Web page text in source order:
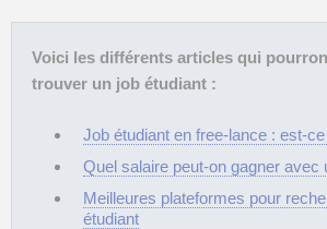
Voici les différents articles qui
trouver un job étudiant :
Job étudiant en free-lance : est-
Quel salaire peut-on gagner avec
Meilleures plateformes pour
étudiant